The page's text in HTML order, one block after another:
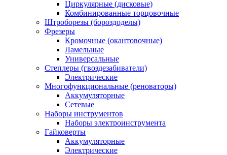
Циркулярные (дисковые)
Комбинированные торцовочные
Штроборезы (бороздоделы)
Фрезеры
Кромочные (окантовочные)
Ламельные
Универсальные
Степлеры (гвоздезабиватели)
Электрические
Многофункциональные (реноваторы)
Аккумуляторные
Сетевые
Наборы инструментов
Наборы электроинструмента
Гайковерты
Аккумуляторные
Электрические